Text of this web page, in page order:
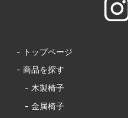
- トップページ
- 商品を探す
- 木製椅子
- 金属椅子